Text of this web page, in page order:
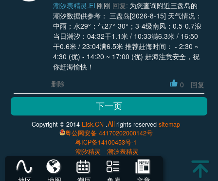
潮汐表精灵.EI 刚刚 回复: 为您查询附近三盘岛的
潮汐数据供参考： 三盘岛[2026-8-15] 天气情况：
中雨；水29°；气27°-30°；3-4级南风；0.5-0.7浪
当日潮汐：04:32干1.1米 / 10:33满6.3米 / 16:50
干0.6米 / 23:04满6.5米 推荐赶海时间： - 2:30 ~
4:30 (优) - 14:20 ~ 17:00 (优) 赶海注意安全，祝
你赶海愉快！
删除
0 回复
Copyright © 2014 Eisk.CN .Allrights reservedsitemap
粤公网安备 44170202000142号
粤ICP备14100453号-1
潮汐精灵
潮汐表精灵